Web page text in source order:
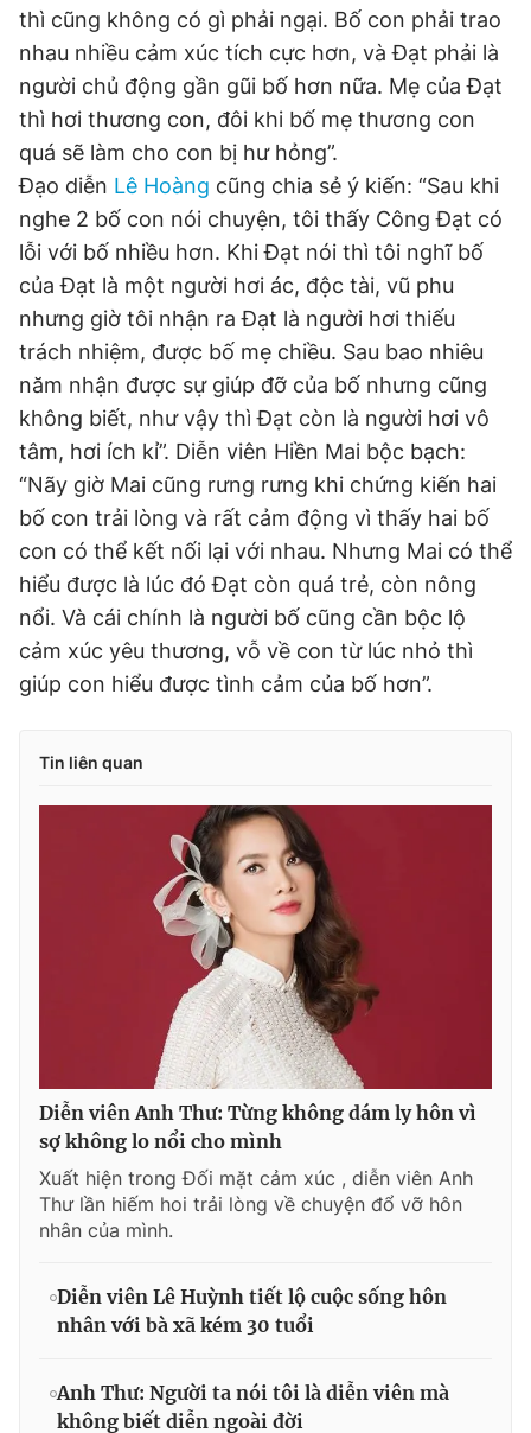
thì cũng không có gì phải ngại. Bố con phải trao
nhau nhiều cảm xúc tích cực hơn, và Đạt phải là
người chủ động gần gũi bố hơn nữa. Mẹ của Đạt
thì hơi thương con, đôi khi bố mẹ thương con
quá sẽ làm cho con bị hư hỏng”.
Đạo diễn Lê Hoàng cũng chia sẻ ý kiến: “Sau khi
nghe 2 bố con nói chuyện, tôi thấy Công Đạt có
lỗi với bố nhiều hơn. Khi Đạt nói thì tôi nghĩ bố
của Đạt là một người hơi ác, độc tài, vũ phu
nhưng giờ tôi nhận ra Đạt là người hơi thiếu
trách nhiệm, được bố mẹ chiều. Sau bao nhiêu
năm nhận được sự giúp đỡ của bố nhưng cũng
không biết, như vậy thì Đạt còn là người hơi vô
tâm, hơi ích kỉ”. Diễn viên Hiền Mai bộc bạch:
“Nãy giờ Mai cũng rưng rưng khi chứng kiến hai
bố con trải lòng và rất cảm động vì thấy hai bố
con có thể kết nối lại với nhau. Nhưng Mai có thể
hiểu được là lúc đó Đạt còn quá trẻ, còn nông
nổi. Và cái chính là người bố cũng cần bộc lộ
cảm xúc yêu thương, vỗ về con từ lúc nhỏ thì
giúp con hiểu được tình cảm của bố hơn”.
Tin liên quan
Diễn viên Anh Thư: Từng không dám ly hôn vì
sợ không lo nổi cho mình
Xuất hiện trong Đối mặt cảm xúc , diễn viên Anh
Thư lần hiếm hoi trải lòng về chuyện đổ vỡ hôn
nhân của mình.
Diễn viên Lê Huỳnh tiết lộ cuộc sống hôn
nhân với bà xã kém 30 tuổi
Anh Thư: Người ta nói tôi là diễn viên mà
không biết diễn ngoài đời